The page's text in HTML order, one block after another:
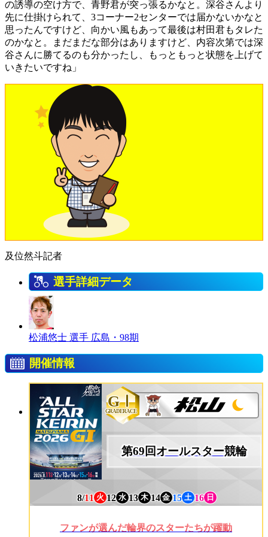
の誘導の空け方で、青野君が突っ張るかなと。深谷さんより
先に仕掛けられて、3コーナー2センターでは届かないかなと
思ったんですけど、向かい風もあって最後は村田君もタレた
のかなと。まだまだな部分はありますけど、内容次第では深
谷さんに勝てるのも分かったし、もっともっと状態を上げて
いきたいですね」
及位然斗記者
選手詳細データ
松浦悠士 選手 広島・98期
開催情報
GⅠ
GRADERACE
第69回オールスター競輪
8/11 火 12 水 13 木 14 金 15 土 16 日
ファンが選んだ輪界のスターたちが躍動